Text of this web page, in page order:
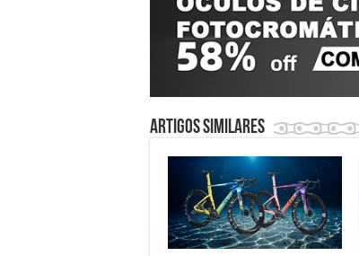
Artigos similares